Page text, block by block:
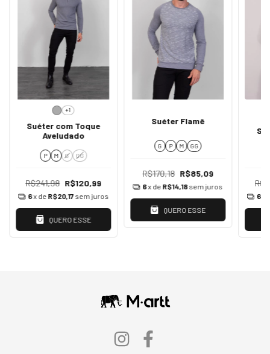
+1
Suéter com Toque
Aveludado
P M G GG
R$241,98 R$120,99
6x de R$20,17 sem juros
QUERO ESSE
Suéter Flamê
G P M GG
R$170,18 R$85,09
6x de R$14,18sem juros
QUERO ESSE
6